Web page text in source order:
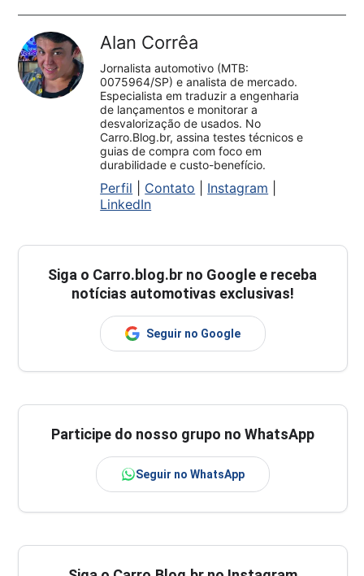
Alan Corrêa
Jornalista automotivo (MTB:
0075964/SP) e analista de mercado.
Especialista em traduzir a engenharia
de lançamentos e monitorar a
desvalorização de usados. No
Carro.Blog.br, assina testes técnicos e
guias de compra com foco em
durabilidade e custo-benefício.
Perfil Contato Instagram
LinkedIn
Siga o Carro.blog.br no Google e receba
notícias automotivas exclusivas!
Seguir no Google
Participe do nosso grupo no WhatsApp
Seguir no WhatsApp